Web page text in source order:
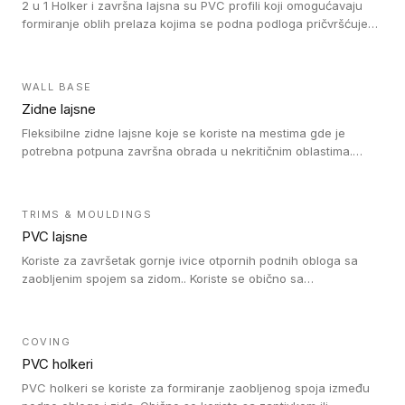
2 u 1 Holker i završna lajsna su PVC profili koji omogućavaju
formiranje oblih prelaza kojima se podna podloga pričvršćuje
WALL BASE
Zidne lajsne
Fleksibilne zidne lajsne koje se koriste na mestima gde je
potrebna potpuna završna obrada u nekritičnim oblastima.
TRIMS & MOULDINGS
PVC lajsne
Koriste za završetak gornje ivice otpornih podnih obloga sa
zaobljenim spojem sa zidom.. Koriste se obično sa
rešenje).
COVING
PVC holkeri
PVC holkeri se koriste za formiranje zaobljenog spoja između